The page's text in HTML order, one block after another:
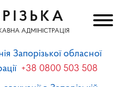
АДМІНІСТРАЦІЯ
Запорізької обласної
+38 0800 503 508